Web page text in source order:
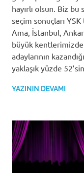
hayırlı olsun. Biz bu
seçim sonuçları YSK
Ama, İstanbul,
büyük
adaylarının
yaklaşık yüzde
YAZININ DEVAMI